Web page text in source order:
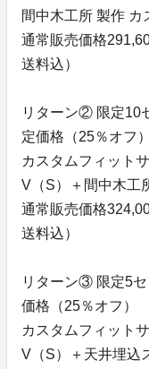
間中木工所 製作 カ
通常販売価格
送料込）
リターン② 限定10
定価格（25％オフ）
カスタムフィット
V（S）＋間中木工
通常販売価格
送料込）
リターン③ 限定5
価格（25％オフ）
カスタムフィット
V（S）＋天井埋込